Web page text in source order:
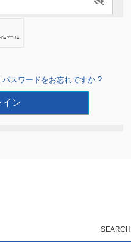
パスワードをお忘れですか ?